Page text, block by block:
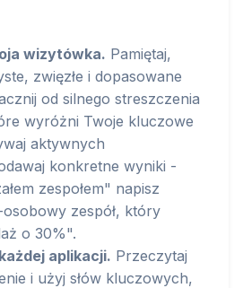
wizytówka. Pamiętaj,
zwięzłe i dopasowane
od silnego streszczenia
wyróżni Twoje kluczowe
aktywnych
konkretne wyniki -
zespołem" napisz
osobowy zespół, który
o 30%".
aplikacji. Przeczytaj
i użyj słów kluczowych,